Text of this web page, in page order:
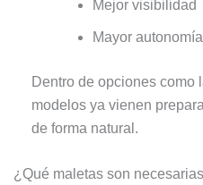
Mejor visibilidad
Mayor
Dentro de opciones como
modelos ya vienen
de forma natural.
¿Qué maletas son